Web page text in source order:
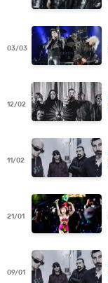
03/03
12/02
11/02
21/01
09/01